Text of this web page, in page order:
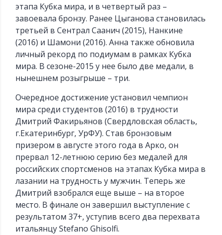
этапа Кубка мира, и в четвертый раз –
завоевала бронзу. Ранее Цыганова становилась
третьей в Сентрал Саанич (2015), Нанкине
(2016) и Шамони (2016). Анна также обновила
личный рекорд по подиумам в рамках Кубка
мира. В сезоне-2015 у нее было две медали, в
нынешнем розыгрыше – три.
Очередное достижение установил чемпион
мира среди студентов (2016) в трудности
Дмитрий Факирьянов (Свердловская область,
г.Екатеринбург, УрФУ). Став бронзовым
призером в августе этого года в Арко, он
прервал 12-летнюю серию без медалей для
российских спортсменов на этапах Кубка мира в
лазании на трудность у мужчин. Теперь же
Дмитрий взобрался еще выше – на второе
место. В финале он завершил выступление с
результатом 37+, уступив всего два перехвата
итальянцу Stefano Ghisolfi.